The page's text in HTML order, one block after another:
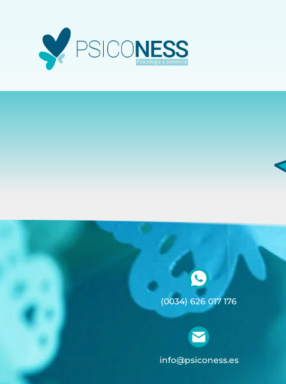
(0034) 626 017 176
info@psiconess.es